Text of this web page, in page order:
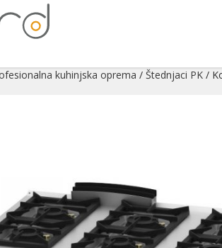
kuhinjska oprema / Štednjaci PK /